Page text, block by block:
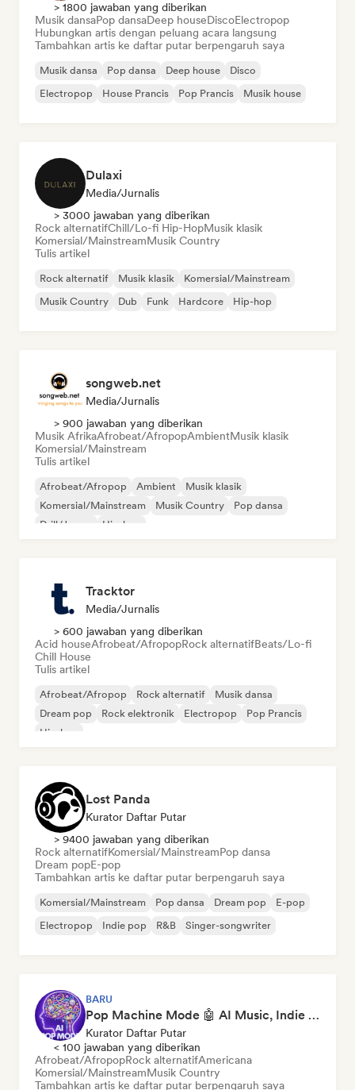
> 1800 jawaban yang diberikan
Musik dansaPop dansaDeep houseDiscoElectropop
Hubungkan artis dengan peluang acara langsung
Tambahkan artis ke daftar putar berpengaruh saya
Musik dansa Pop dansa Deep house
Disco
Electropop
House Prancis Pop Prancis Musik house
Dulaxi
Media/Jurnalis
> 3000 jawaban yang diberikan
Rock alternatifChill/Lo-fi Hip-HopMusik klasik
Komersial/MainstreamMusik Country
Tulis artikel
Rock alternatif Musik klasik
Komersial/Mainstream
Musik Country
Dub Funk Hardcore Hip-hop
songweb.net
Media/Jurnalis
> 900 jawaban yang diberikan
Musik AfrikaAfrobeat/AfropopAmbientMusik klasik
Komersial/Mainstream
Tulis artikel
Afrobeat/Afropop Ambient
Musik klasik
Komersial/Mainstream
Musik Country
Pop dansa
Drill/Jersey
Hip-hop
Tracktor
Media/Jurnalis
> 600 jawaban yang diberikan
Acid houseAfrobeat/AfropopRock alternatifBeats/Lo-fi
Chill House
Tulis artikel
Afrobeat/Afropop Rock alternatif
Musik dansa
Dream pop
Rock elektronik Electropop
Pop Prancis
Hip-hop
Lost Panda
Kurator Daftar Putar
> 9400 jawaban yang diberikan
Rock alternatifKomersial/MainstreamPop dansa
Dream popE-pop
Tambahkan artis ke daftar putar berpengaruh saya
Komersial/Mainstream Pop dansa Dream pop
E-pop
Electropop
Indie pop R&B Singer-songwriter
BARU
Pop Machine Mode 🤖 AI Music, Indie Pop & Dream Pop
Kurator Daftar Putar
< 100 jawaban yang diberikan
Afrobeat/AfropopRock alternatifAmericana
Komersial/MainstreamMusik Country
Tambahkan artis ke daftar putar berpengaruh saya